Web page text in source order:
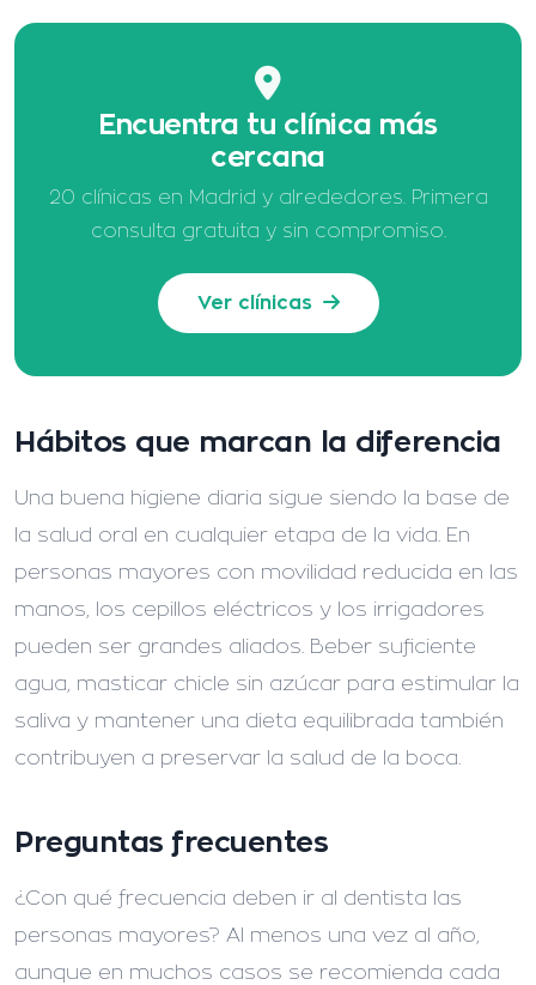
Encuentra tu clínica más
cercana
20 clínicas en Madrid y alrededores. Primera
consulta gratuita y sin compromiso.
Ver clínicas
Hábitos que marcan la diferencia
Una buena higiene diaria sigue siendo la base de
la salud oral en cualquier etapa de la vida. En
personas mayores con movilidad reducida en las
manos, los cepillos eléctricos y los irrigadores
pueden ser grandes aliados. Beber suficiente
agua, masticar chicle sin azúcar para estimular la
saliva y mantener una dieta equilibrada también
contribuyen a preservar la salud de la boca.
Preguntas frecuentes
¿Con qué frecuencia deben ir al dentista las
personas mayores? Al menos una vez al año,
aunque en muchos casos se recomienda cada